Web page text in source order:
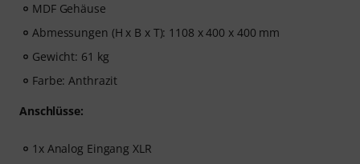
MDF Gehäuse
Abmessungen (H x B x T): 1108 x 400 x 400 mm
Gewicht: 61 kg
Farbe: Anthrazit
Anschlüsse:
1x Analog Eingang XLR